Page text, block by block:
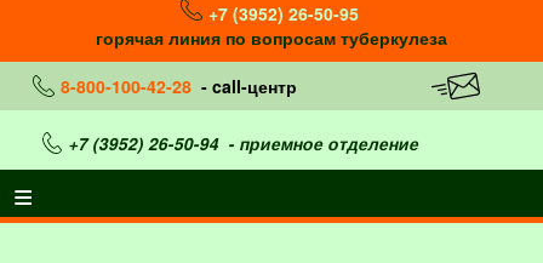
+7 (3952) 26-50-95
горячая линия по вопросам туберкулеза
8-800-100-42-28 - call-центр
+7 (3952) 26-50-94- приемное отделение